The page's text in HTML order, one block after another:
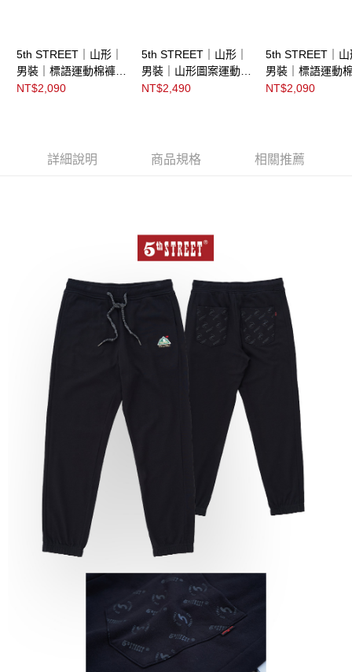
5th STREET｜山形｜
男裝｜標語運動棉褲｜
黑色
NT$2,090
5th STREET｜山形｜
男裝｜山形圖案運動棉
褲｜中灰色
NT$2,490
5th STREET｜山
男裝｜標語運動
黑灰色
NT$2,090
詳細說明 商品規格 相關推薦